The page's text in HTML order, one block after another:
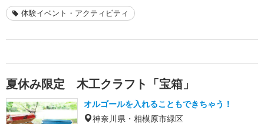
体験イベント・アクティビティ
夏休み限定 木工クラフト「宝箱」
オルゴールを入れることもできちゃう！
神奈川県・相模原市緑区